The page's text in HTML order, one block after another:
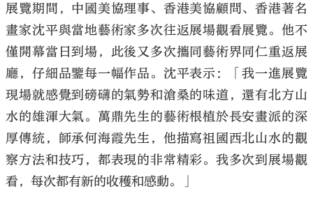
展覽期間，中國美協理事、香港美協顧問、香港著名
畫家沈平與當地藝術家多次往返展場觀看展覽。他不
僅開幕當日到場，此後又多次攜同藝術界同仁重返展
廳，仔細品鑒每一幅作品。沈平表示：「我一進展覽
現場就感覺到磅礴的氣勢和滄桑的味道，還有北方山
水的雄渾大氣。萬鼎先生的藝術根植於長安畫派的深
厚傳統，師承何海霞先生，他描寫祖國西北山水的觀
察方法和技巧，都表現的非常精彩。我多次到展場觀
看，每次都有新的收穫和感動。」